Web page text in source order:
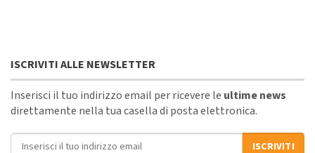
ISCRIVITI ALLE NEWSLETTER
Inserisci il tuo indirizzo email per ricevere le ultime news
direttamente nella tua casella di posta elettronica.
Indirizzo email
ISCRIVITI